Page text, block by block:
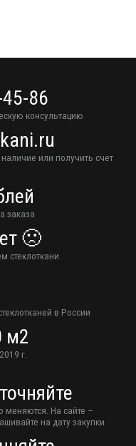
86
консультацию
или получить счет
заказа
🙁
стеклоткани
в России
м2
г.
меняются. На сайте –
на дату закупки